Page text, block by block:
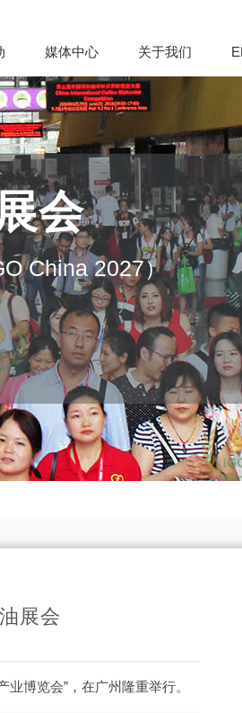
媒体中心 关于我们
会
China 2027）
展会
博览会”，在广州隆重举行。